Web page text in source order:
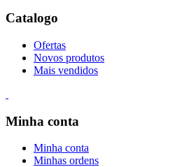
Catalogo
Ofertas
Novos produtos
Mais vendidos
Minha conta
Minha conta
Minhas ordens